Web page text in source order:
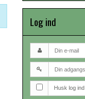
Log ind
Husk log ind